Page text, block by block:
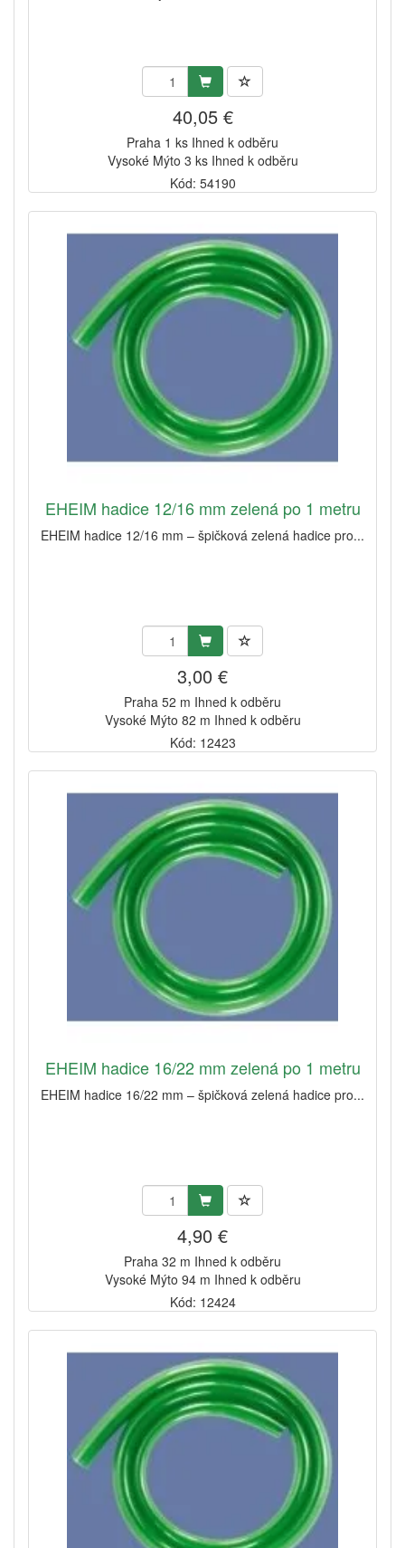
40,05 €
Praha 1 ks Ihned k odběru
Vysoké Mýto 3 ks Ihned k odběru
Kód: 54190
EHEIM hadice 12/16 mm zelená po 1 metru
EHEIM hadice 12/16 mm – špičková zelená hadice pro...
3,00 €
Praha 52 m Ihned k odběru
Vysoké Mýto 82 m Ihned k odběru
Kód: 12423
EHEIM hadice 16/22 mm zelená po 1 metru
EHEIM hadice 16/22 mm – špičková zelená hadice pro...
4,90 €
Praha 32 m Ihned k odběru
Vysoké Mýto 94 m Ihned k odběru
Kód: 12424